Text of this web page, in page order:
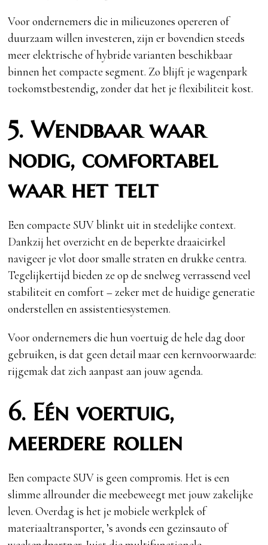
Voor ondernemers die in milieuzones opereren of
duurzaam willen investeren, zijn er bovendien steeds
meer elektrische of hybride varianten beschikbaar
binnen het compacte segment. Zo blijft je wagenpark
toekomstbestendig, zonder dat het je flexibiliteit kost.
5. Wendbaar waar
nodig, comfortabel
waar het telt
Een compacte SUV blinkt uit in stedelijke context.
Dankzij het overzicht en de beperkte draaicirkel
navigeer je vlot door smalle straten en drukke centra.
Tegelijkertijd bieden ze op de snelweg verrassend veel
stabiliteit en comfort – zeker met de huidige generatie
onderstellen en assistentiesystemen.
Voor ondernemers die hun voertuig de hele dag door
gebruiken, is dat geen detail maar een kernvoorwaarde:
rijgemak dat zich aanpast aan jouw agenda.
6. Eén voertuig,
meerdere rollen
Een compacte SUV is geen compromis. Het is een
slimme allrounder die meebeweegt met jouw zakelijke
leven. Overdag is het je mobiele werkplek of
materiaaltransporter, ’s avonds een gezinsauto of